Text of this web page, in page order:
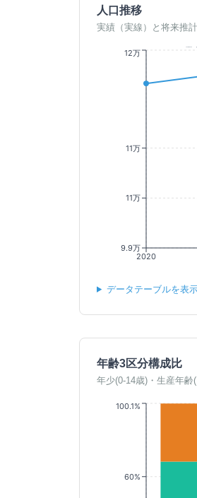
人口推移
実績（実線）と将来推計
2020
9.9万
11万
11万
12万
データテーブルを表
年齢3区分構成比
年少(0-14歳)・生産年齢
60%
100.1%